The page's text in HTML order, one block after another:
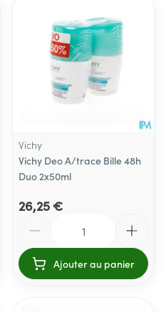
Vichy
Vichy Deo A/trace Bille 48h
Duo 2x50ml
26,25 €
Ajouter au panier